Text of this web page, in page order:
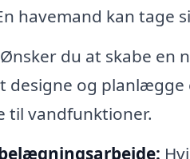
havemand kan tage
Ønsker du at skabe en
designe og planlægge
til vandfunktioner.